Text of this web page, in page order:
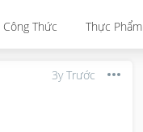
Công Thức Thực Phẩm
3y Trước